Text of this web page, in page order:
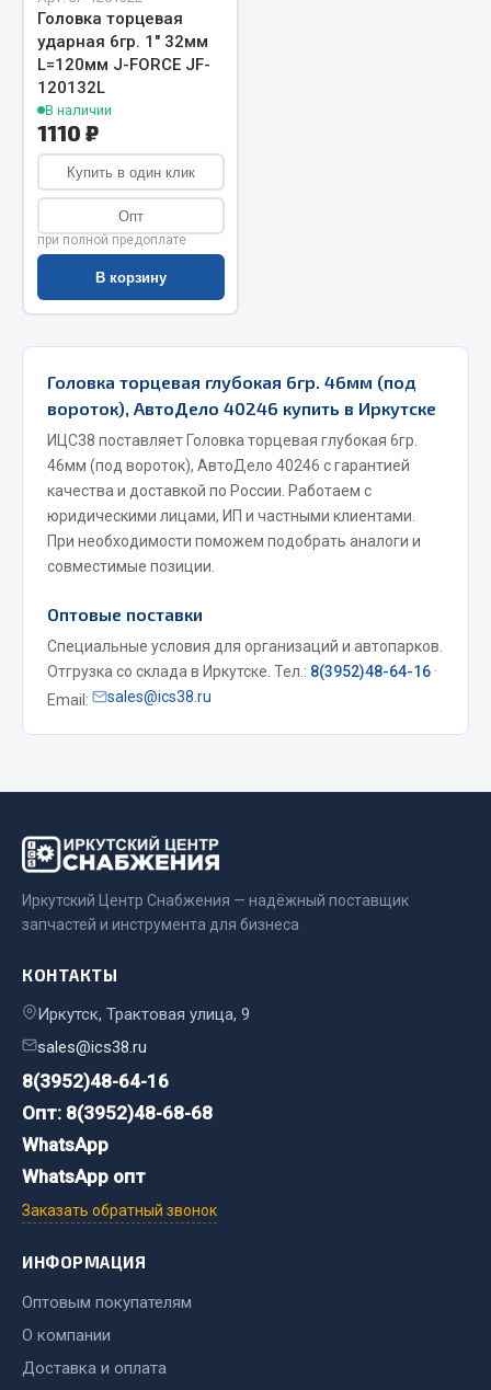
Весь раздел
Запчасти КамАЗ
Двигатель
Система питания
Система выпуска газа
Система охлаждения
Сцепление
Коробка передач
Коробка передач ZF
Показать ещё
Весь раздел
Запчасти МАЗ
Тормозная система
Двери
Окно ветровое
Двигатель
Электрооборудование
Запчасти Урал
Мост задний
Система охлаждения
Сцепление
Тормозная система
Весь раздел
Двигатель
Система питания
Головка торцевая
ударная 6гр. 1" 32мм
L=120мм J-FORCE JF-
120132L
В наличии
1110 ₽
Купить в один клик
Опт
при полной предоплате
В корзину
Головка торцевая глубокая 6гр. 46мм (под
вороток), АвтоДело 40246 купить в Иркутске
ИЦС38 поставляет Головка торцевая глубокая 6гр.
46мм (под вороток), АвтоДело 40246 с гарантией
качества и доставкой по России. Работаем с
юридическими лицами, ИП и частными клиентами.
При необходимости поможем подобрать аналоги и
совместимые позиции.
Оптовые поставки
Специальные условия для организаций и автопарков.
Отгрузка со склада в Иркутске. Тел.: 8(3952)48-64-16 ·
Email:
sales@ics38.ru
Иркутский Центр Снабжения — надёжный поставщик
запчастей и инструмента для бизнеса
КОНТАКТЫ
Иркутск, Трактовая улица, 9
sales@ics38.ru
8(3952)48-64-16
Опт: 8(3952)48-68-68
WhatsApp
WhatsApp опт
Заказать обратный звонок
ИНФОРМАЦИЯ
Оптовым покупателям
О компании
Доставка и оплата